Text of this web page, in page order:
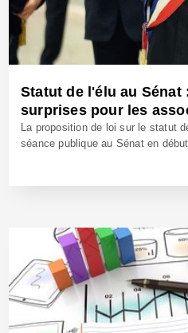
Statut de l'élu au Sénat
surprises pour les
La proposition de loi sur le statut
séance publique au Sénat en
17 Oct 2025 - Réf: BW42817